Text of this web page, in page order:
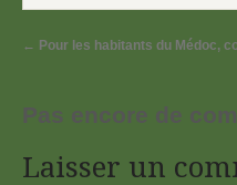
← Pour les habitants du Médoc,
Pas encore de
Laisser un